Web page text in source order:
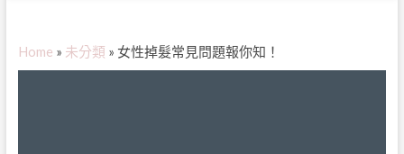
Home » 未分類 » 女性掉髮常見問題報你知！